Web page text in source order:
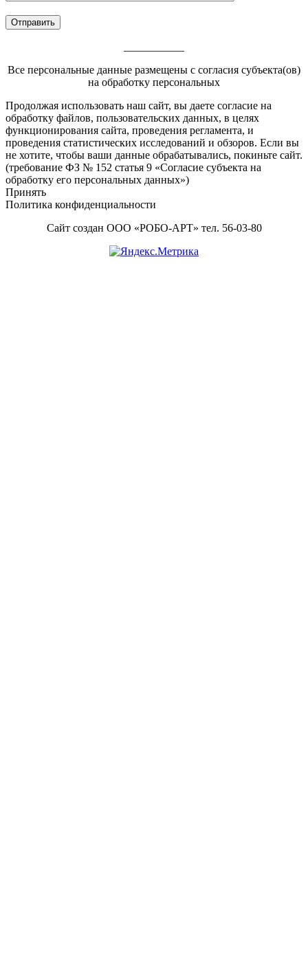
Все персональные данные размещены с согласия субъекта(ов)
на обработку персональных
Footer
Content
Продолжая использовать наш сайт, вы даете согласие на
обработку файлов, пользовательских данных, в целях
функционирования сайта, проведения регламента, и
проведения статистических исследований и обзоров. Если вы
не хотите, чтобы ваши данные обрабатывались, покиньте сайт.
(требование ФЗ № 152 статья 9 «Согласие субъекта на
обработку его персональных данных»)
Принять
Политика конфиденциальности
Сайт создан ООО «РОБО-АРТ» тел. 56-03-80